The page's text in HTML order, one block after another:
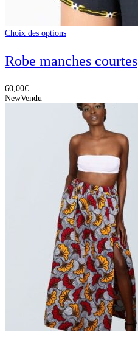
Choix des options
Robe manches courtes
60,00€
NewVendu